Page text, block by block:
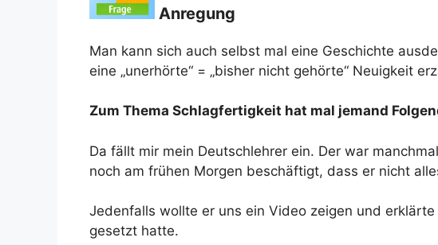
Anregung
Man kann sich auch selbst mal eine Geschichte
eine „unerhörte“ = „bisher nicht gehörte“ Neuigkeit
Zum Thema Schlagfertigkeit hat mal jemand
Da fällt mir mein Deutschlehrer ein. Der war
noch am frühen Morgen beschäftigt, dass er nicht
Jedenfalls wollte er uns ein Video zeigen und
gesetzt hatte.